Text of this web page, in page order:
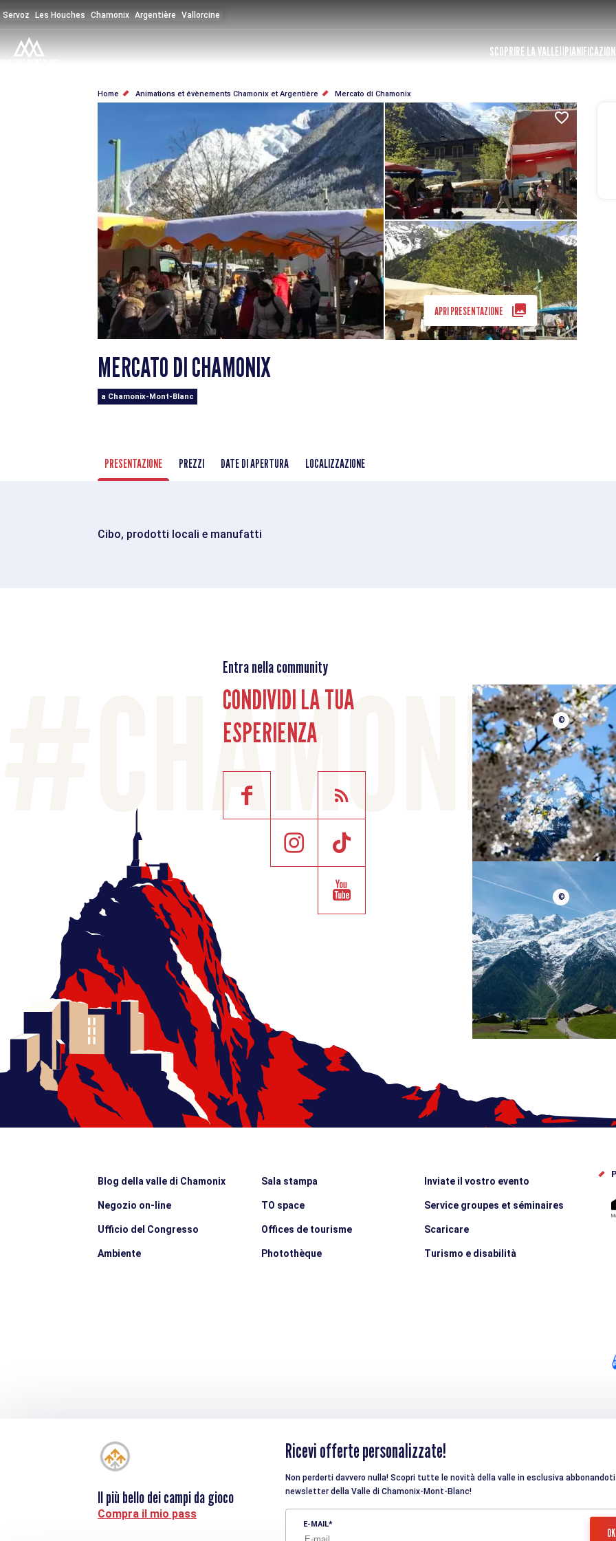
al
contenuto
principale
Servoz Les Houches Chamonix Argentière Vallorcine
SCOPRIRE LA VALLE
BRICIOLE
PANE
Home Animations et évènements Chamonix et Argentière Mercato di Chamonix
APRI PRESENTAZIONE
MERCATO DI CHAMONIX
a Chamonix-Mont-Blanc
PRESENTAZIONE PREZZI DATE DI APERTURA LOCALIZZAZIONE
Cibo, prodotti locali e manufatti
Entra nella community
CONDIVIDI LA TUA
ESPERIENZA
©
©
Blog della valle di Chamonix
Negozio on-line
Ufficio del Congresso
Ambiente
Sala stampa
TO space
Offices de tourisme
Photothèque
Inviate il vostro evento
Service groupes et séminaires
Scaricare
Turismo e disabilità
Il più bello dei campi da gioco
Compra il mio pass
Ricevi offerte personalizzate!
Non perderti davvero nulla! Scopri tutte le novità della valle in esclusiva
newsletter della Valle di Chamonix-Mont-Blanc!
E-MAIL